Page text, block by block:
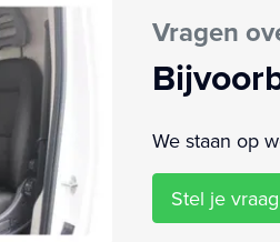
verkeer waarschuwing
1(startblokkering)
Systeem
Regeling
Vragen
We staan op
Stel je